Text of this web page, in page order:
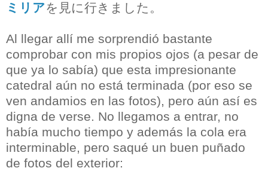
ミリアを見に行きました。
Al llegar allí me sorprendió bastante
comprobar con mis propios ojos (a pesar de
que ya lo sabía) que esta impresionante
catedral aún no está terminada (por eso se
ven andamios en las fotos), pero aún así es
digna de verse. No llegamos a entrar, no
había mucho tiempo y además la cola era
interminable, pero saqué un buen puñado
de fotos del exterior: